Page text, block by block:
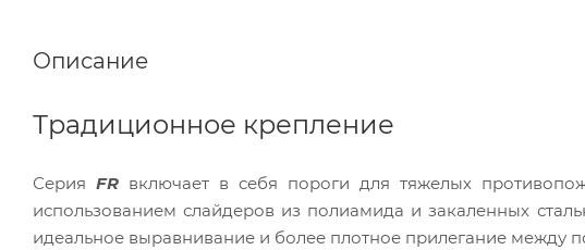
Описание
Традиционное крепление
Серия FR включает в себя пороги для тяжелых
использованием слайдеров из полиамида и закаленных
идеальное выравнивание и более плотное прилегание между